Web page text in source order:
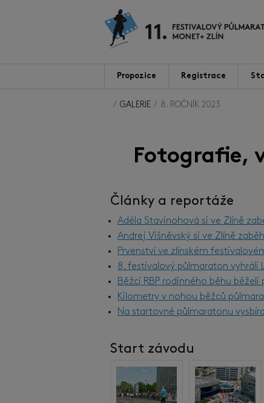
Propozice Registrace
GALERIE 8. ROČNÍK 2023
Fotografie,
Články a reportáže
Adéla Stavinohová si ve Zlíně
Andrej Višněvský si ve Zlíně
Prvenství ve zlínském
8. festivalový půlmaraton vyhráli
Běžci RBP rodinného běhu běželi
Kilometry v nohou běžců
Na startovné půlmaratonu
Start závodu